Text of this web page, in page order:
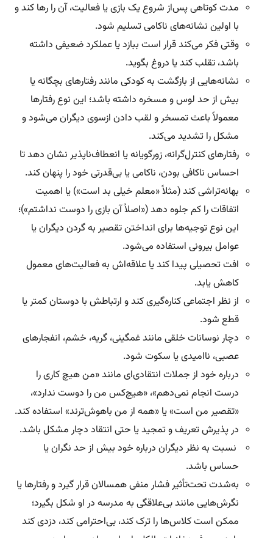
مدت کوتاهی پس‌از شروع یک بازی یا فعالیت، آن را رها کند و
با اولین نشانه‌های ناکامی تسلیم شود.
وقتی فکر می‌کند قرار است ببازد یا عملکرد ضعیفی داشته
باشد، تقلب کند یا دروغ بگوید.
نشانه‌هایی از بازگشت به کودکی مانند رفتارهای بچگانه یا
بیش‌ از حد لوس و مسخره داشته باشد؛ این نوع رفتارها
معمولاً باعث تمسخر و لقب‌ دادن ازسوی دیگران می‌شود و
مشکل را تشدید می‌کند.
رفتارهای کنترل‌گرانه، زورگویانه یا انعطاف‌ناپذیر نشان دهد تا
احساس ناکافی بودن، ناکامی یا بی‌قدرتی خود را پنهان کند.
بهانه‌تراشی کند (مثلاً «معلم خیلی بد است») یا اهمیت
اتفاقات را کم جلوه دهد («اصلاً آن بازی را دوست نداشتم»)؛
این نوع توجیه‌ها برای انداختن تقصیر به گردن دیگران یا
عوامل بیرونی استفاده می‌شود.
افت تحصیلی پیدا کند یا علاقه‌اش به فعالیت‌های معمول
کاهش یابد.
از نظر اجتماعی کناره‌گیری کند و ارتباطش با دوستان کمتر یا
قطع شود.
دچار نوسانات خلقی مانند غمگینی، گریه، خشم، انفجارهای
عصبی، ناامیدی یا سکوت شود.
درباره خود از جملات انتقادی‌ای مانند «من هیچ کاری را
درست انجام نمی‌دهم»، «هیچ‌کس من را دوست ندارد»،
«تقصیر من است» یا «همه از من باهوش‌ترند» استفاده کند.
در پذیرش تعریف و تمجید یا حتی انتقاد دچار مشکل باشد.
نسبت به نظر دیگران درباره خود بیش‌ از حد نگران یا
حساس باشد.
به‌شدت تحت‌تأثیر فشار منفی همسالان قرار گیرد و رفتارها یا
نگرش‌هایی مانند بی‌علاقگی به مدرسه در او شکل بگیرد؛
ممکن است کلاس‌ها را ترک کند، بی‌احترامی کند، دزدی کند